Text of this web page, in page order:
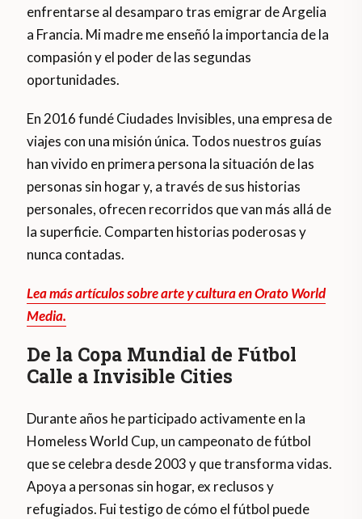
enfrentarse al desamparo tras emigrar de Argelia
a Francia. Mi madre me enseñó la importancia de la
compasión y el poder de las segundas
oportunidades.
En 2016 fundé Ciudades Invisibles, una empresa de
viajes con una misión única. Todos nuestros guías
han vivido en primera persona la situación de las
personas sin hogar y, a través de sus historias
personales, ofrecen recorridos que van más allá de
la superficie. Comparten historias poderosas y
nunca contadas.
Lea más artículos sobre arte y cultura en Orato World
Media.
De la Copa Mundial de Fútbol
Calle a Invisible Cities
Durante años he participado activamente en la
Homeless World Cup, un campeonato de fútbol
que se celebra desde 2003 y que transforma vidas.
Apoya a personas sin hogar, ex reclusos y
refugiados. Fui testigo de cómo el fútbol puede